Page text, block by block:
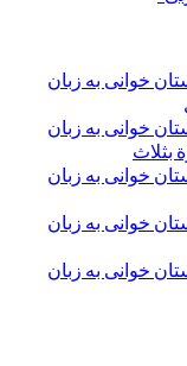
خوانی به زبان
خوانی به زبان
خوانی به زبان
خوانی به زبان
خوانی به زبان